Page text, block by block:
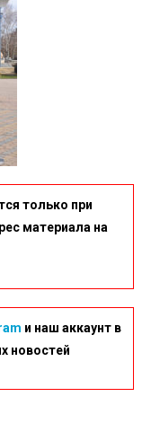
только при
материала на
и наш аккаунт в
новостей